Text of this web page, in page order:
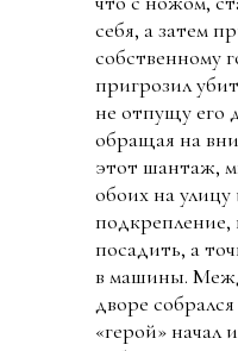
себя, а затем
собственному
пригрозил
не отпущу его
обращая на
этот шантаж,
обоих на улицу
подкрепление,
посадить, а
в машины.
дворе
«герой» начал